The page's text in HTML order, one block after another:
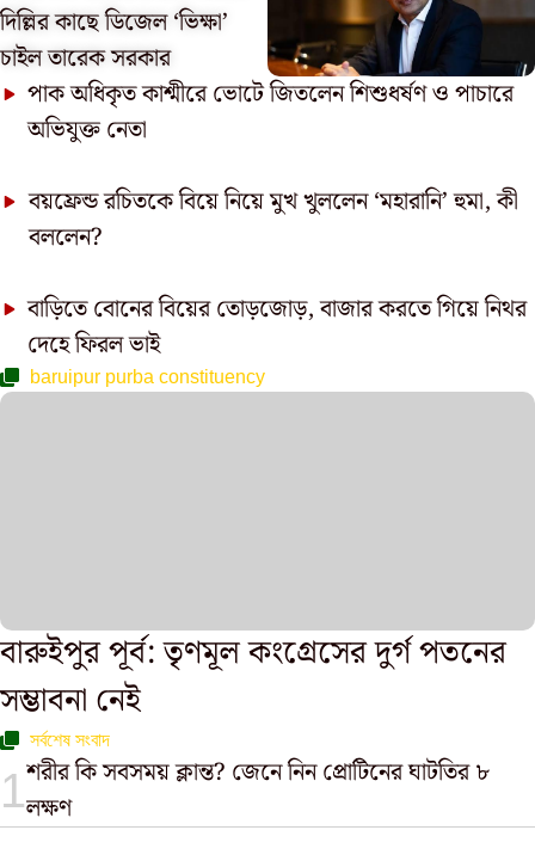
দিল্লির কাছে ডিজেল ‘ভিক্ষা’
চাইল তারেক সরকার
পাক অধিকৃত কাশ্মীরে ভোটে জিতলেন শিশুধর্ষণ ও পাচারে
অভিযুক্ত নেতা
বয়ফ্রেন্ড রচিতকে বিয়ে নিয়ে মুখ খুললেন ‘মহারানি’ হুমা, কী
বললেন?
বাড়িতে বোনের বিয়ের তোড়জোড়, বাজার করতে গিয়ে নিথর
দেহে ফিরল ভাই
baruipur purba constituency
বারুইপুর পূর্ব: তৃণমূল কংগ্রেসের দুর্গ পতনের
সম্ভাবনা নেই
সর্বশেষ সংবাদ
শরীর কি সবসময় ক্লান্ত? জেনে নিন প্রোটিনের ঘাটতির ৮
লক্ষণ